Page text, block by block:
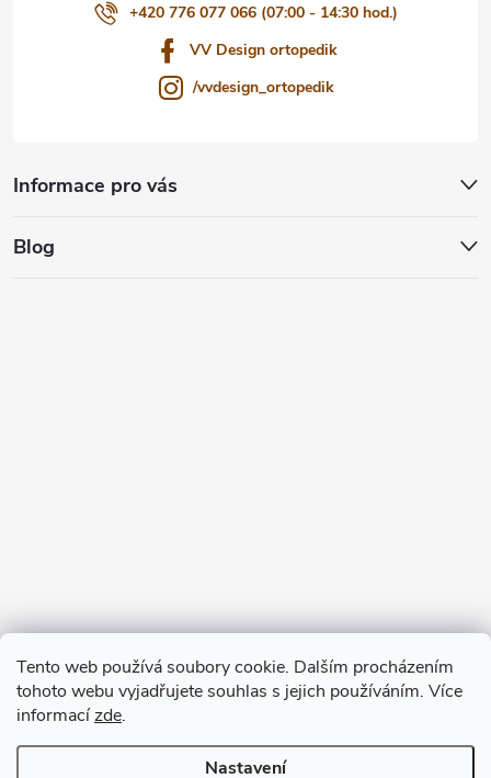
Tento web používá soubory cookie. Dalším procházením
tohoto webu vyjadřujete souhlas s jejich používáním. Více
informacízde.
Nastavení
+420 776 077 066 (07:00 - 14:30 hod.)
VV Design ortopedik
/vvdesign_ortopedik
Informace pro vás
Blog